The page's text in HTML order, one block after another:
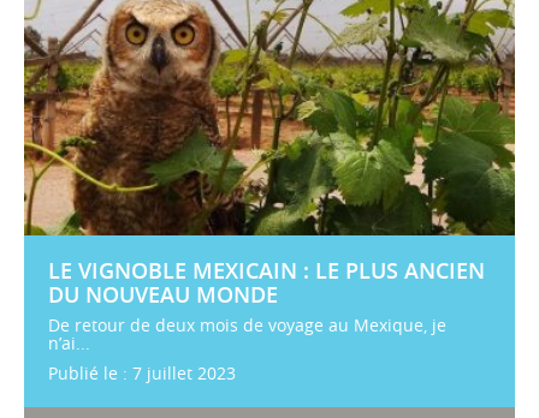
LE VIGNOBLE MEXICAIN : LE PLUS ANCIEN
DU NOUVEAU MONDE
De retour de deux mois de voyage au Mexique, je
n’ai...
Publié le : 7 juillet 2023